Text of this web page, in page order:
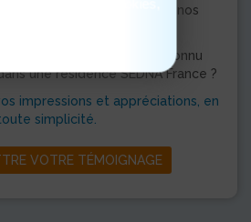
avez séjourné dans l’un de nos
ou parents connaît ou a connu
une résidence SEDNA France ?
impressions et appréciations, en
simplicité.
VOTRE TÉMOIGNAGE